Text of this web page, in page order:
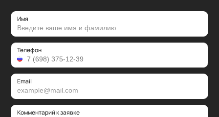
Имя
Телефон
Email
Комментарий к заявке